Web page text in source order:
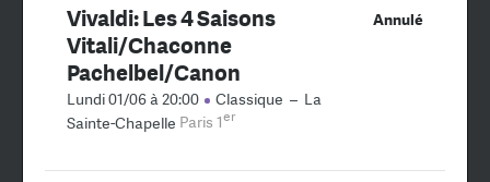
Annulé
Vivaldi: Les 4 Saisons
Vitali/Chaconne
Pachelbel/Canon
Lundi 01/06 à 20:00 Classique – La
Sainte-Chapelle Paris 1er